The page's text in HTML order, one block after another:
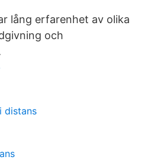
lång erfarenhet av olika
och
distans